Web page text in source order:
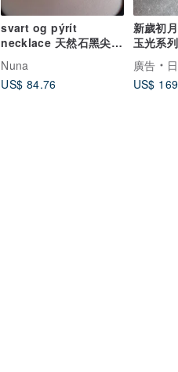
svart og pýrít
necklace 天然石黑尖晶
Nuna
US$ 84.76
新歲初
玉光系
刻之翠
廣告
日
US$